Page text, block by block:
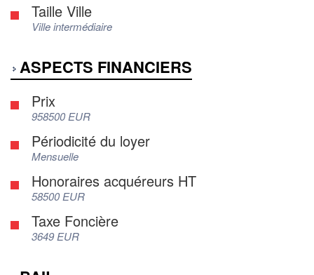
Taille Ville
Ville intermédiaire
ASPECTS FINANCIERS
Prix
958500 EUR
Périodicité du loyer
Mensuelle
Honoraires acquéreurs HT
58500 EUR
Taxe Foncière
3649 EUR